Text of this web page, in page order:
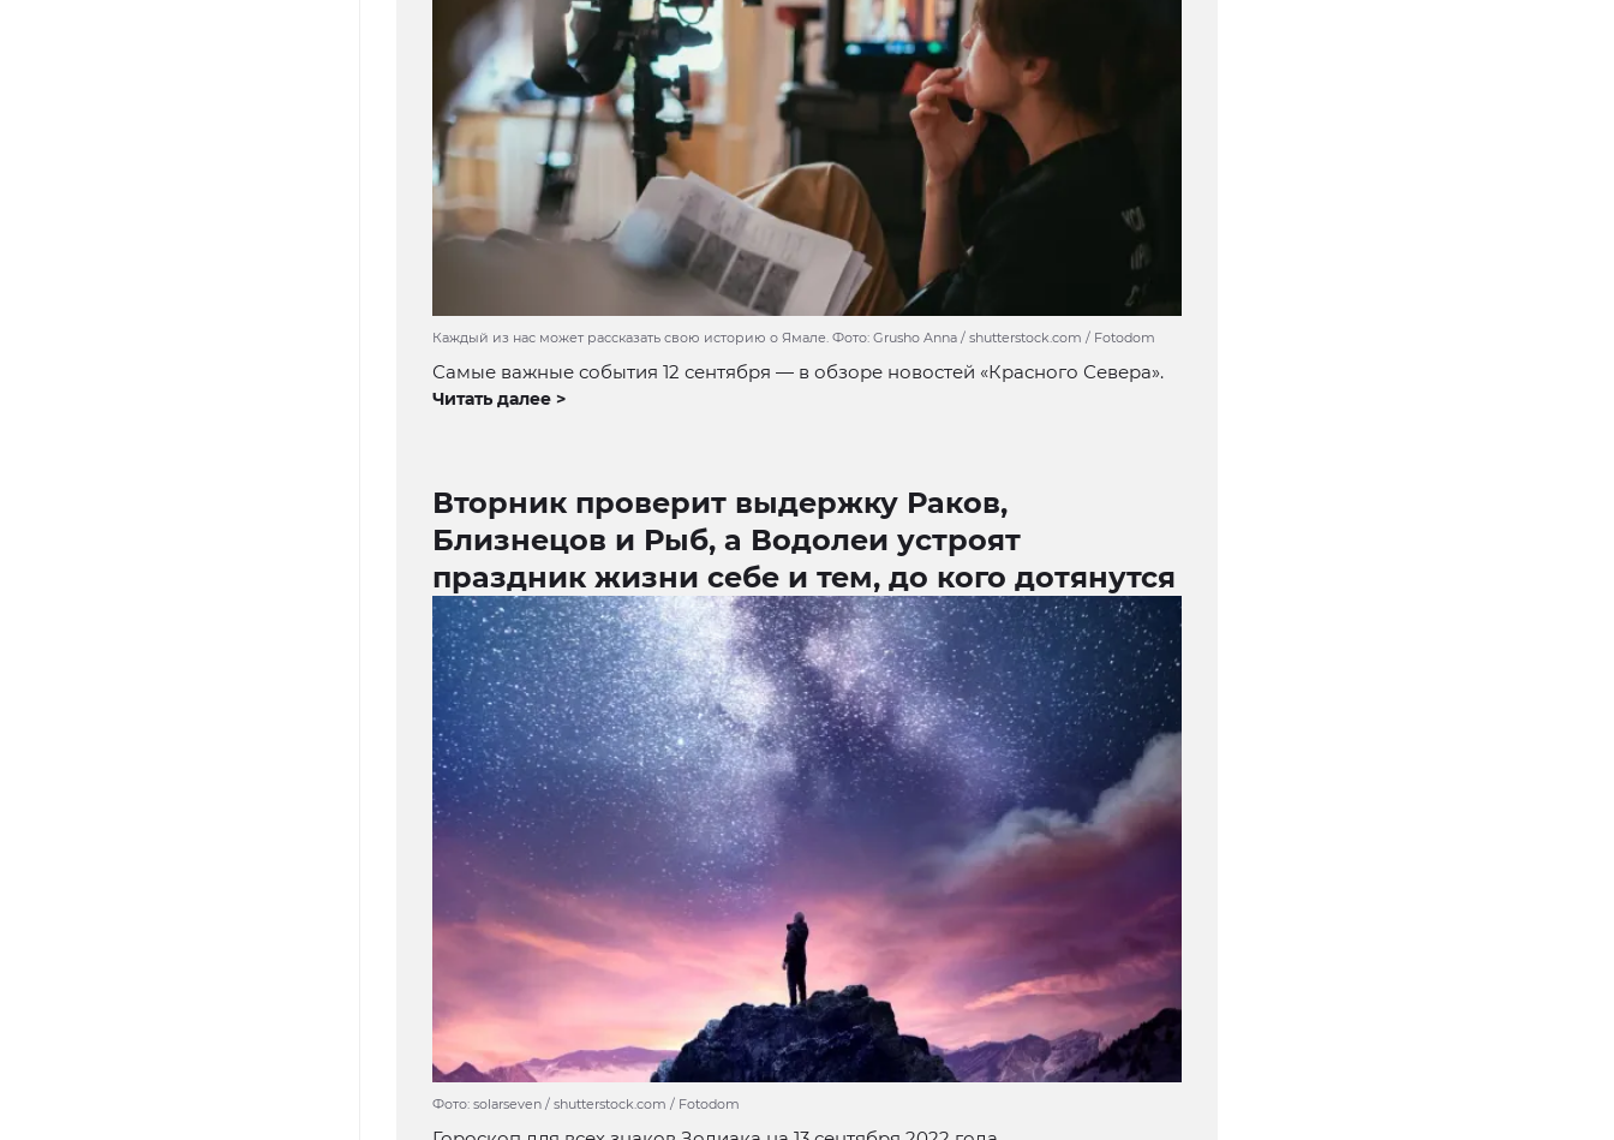
Каждый из нас может рассказать свою историю о Ямале. Фото: Grusho Anna / shutterstock.com / Fotodom
Самые важные события 12 сентября — в обзоре новостей «Красного Севера».
Читать далее >
Вторник проверит выдержку Раков,
Близнецов и Рыб, а Водолеи устроят
праздник жизни себе и тем, до кого дотянутся
Фото: solarseven / shutterstock.com / Fotodom